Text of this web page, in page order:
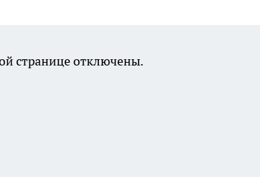
странице отключены.